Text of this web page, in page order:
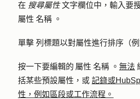
在 搜尋屬性文字欄位中，輸入要
屬性 名稱 。
單擊 列標題以對屬性進行排序（例
按一下要編輯的 屬性 名稱 。 無法
括某些預設屬性，或 記錄或
性，例如區段或工作流程。